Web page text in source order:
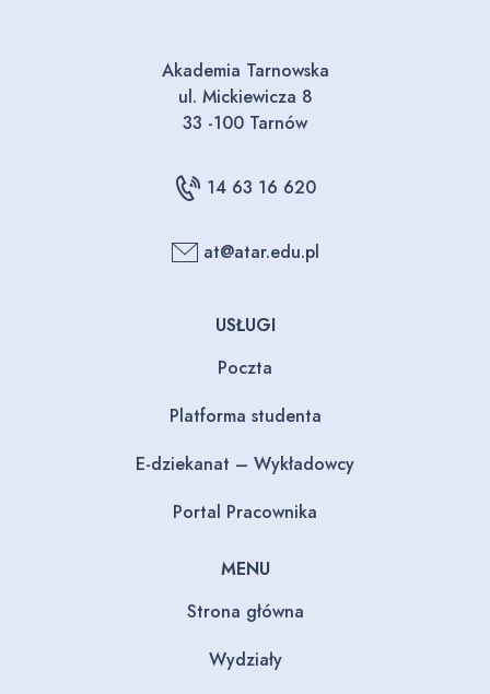
Akademia Tarnowska
ul. Mickiewicza 8
33 -100 Tarnów
14 63 16 620
at@atar.edu.pl
USŁUGI
Poczta
Platforma studenta
E-dziekanat – Wykładowcy
Portal Pracownika
MENU
Strona główna
Wydziały